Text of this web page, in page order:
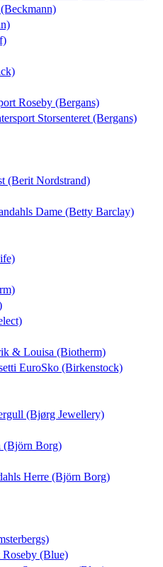
Roseby (Bergans)
Storsenteret (Bergans)
(Berit Nordstrand)
Dame (Betty Barclay)
& Louisa (Biotherm)
EuroSko (Birkenstock)
(Bjørg Jewellery)
(Björn Borg)
Herre (Björn Borg)
(Blue)